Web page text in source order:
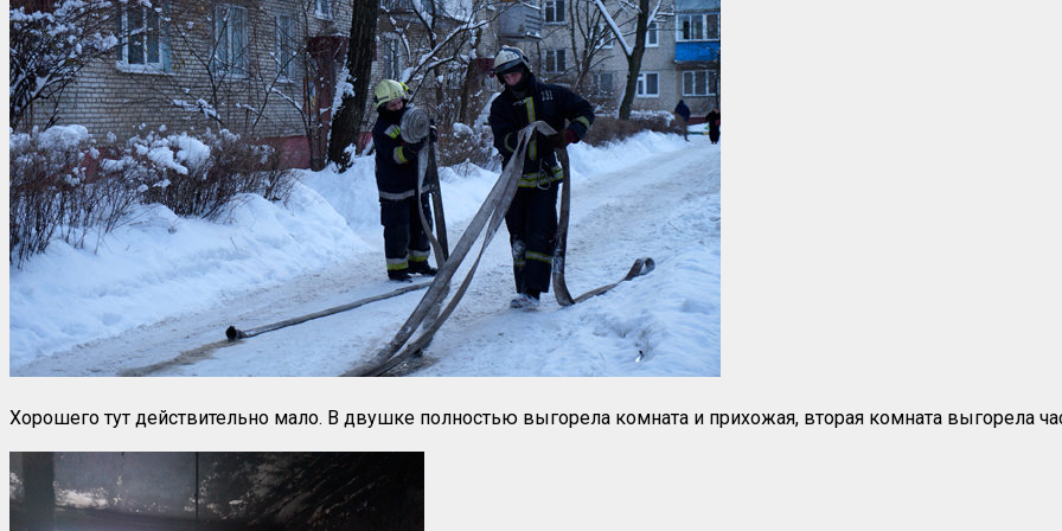
Хорошего тут действительно мало. В двушке полностью выгорела комната и прихожая, вторая комната выгорела